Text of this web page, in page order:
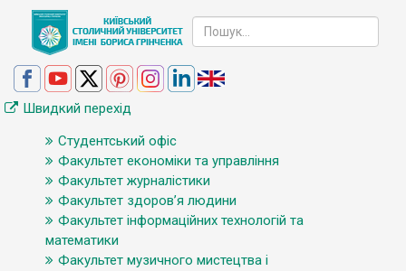
Швидкий перехід
Студентський офіс
Факультет економіки та управління
Факультет журналістики
Факультет здоров’я людини
Факультет інформаційних технологій та
математики
Факультет музичного мистецтва і